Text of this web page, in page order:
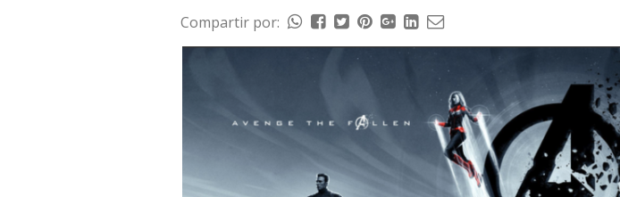
Compartir por: